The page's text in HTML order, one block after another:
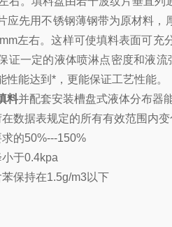
应先用不锈钢薄钢带为原材料，
左右。这样可使填料表面可
证一定的液体喷淋点密度和液
能达到*，更能保证工艺性能。
料并配套安装槽盘式液体分布器
据表规定的所有有效范围内变
的50%---150%
于0.4kpa
保持在1.5g/m3以下